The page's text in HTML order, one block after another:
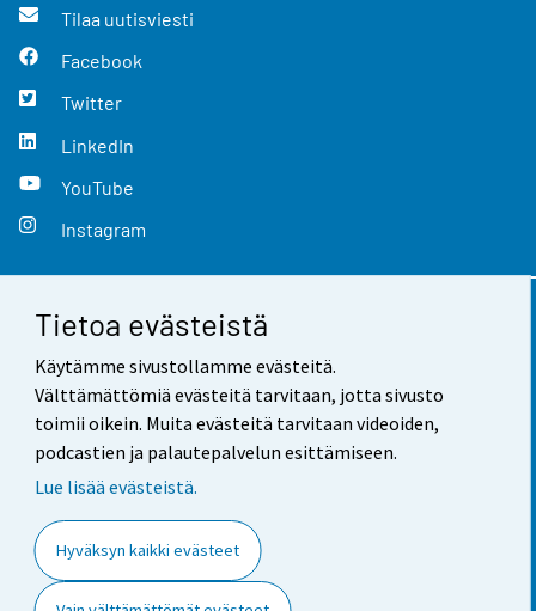
Tietoa evästeistä
Käytämme sivustollamme evästeitä.
Välttämättömiä evästeitä tarvitaan, jotta sivusto
toimii oikein. Muita evästeitä tarvitaan videoiden,
podcastien ja palautepalvelun esittämiseen.
Lue lisää evästeistä.
Hyväksyn kaikki evästeet
Tilaa uutisviesti
Facebook
Twitter
LinkedIn
YouTube
Instagram
Yhteystiedot
Palaute
Käyttöehdot
Saavutettavuus
Tietoa sivustosta